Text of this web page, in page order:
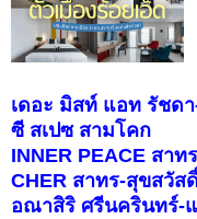
เดอะ มิสท์ แอท รัชด
ซี สเปซ สามโคก
INNER PEACE สาท
CHER สาทร-สุขสวัสดิ์
อณาสิริ ศรีนครินทร์-